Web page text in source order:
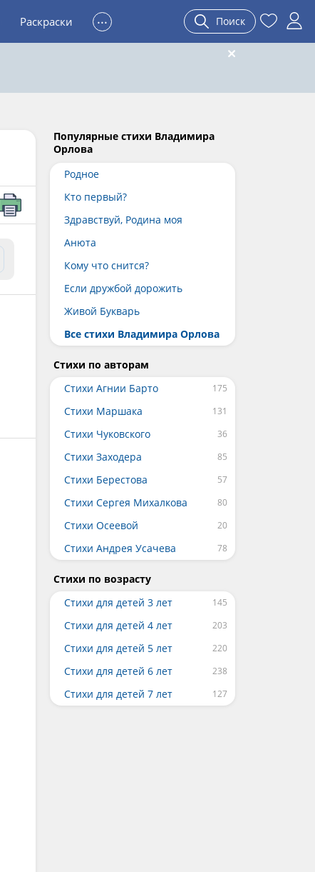
Раскраски ... Поиск
Популярные стихи Владимира
Орлова
Родное
Кто первый?
Здравствуй, Родина моя
Анюта
Кому что снится?
Если дружбой дорожить
Живой Букварь
Все стихи Владимира Орлова
Стихи по авторам
Стихи Агнии Барто
Стихи Маршака
Стихи Чуковского
Стихи Заходера
Стихи Берестова
Стихи Сергея Михалкова
Стихи Осеевой
Стихи Андрея Усачева
Стихи по возрасту
Стихи для детей 3 лет
Стихи для детей 4 лет
Стихи для детей 5 лет
Стихи для детей 6 лет
Стихи для детей 7 лет